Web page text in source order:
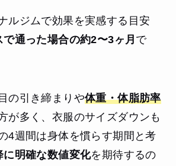
ルジムで効果を実感する目安
通った場合の約2〜3ヶ月 で
の引き締まりや体重・体脂肪率
が多く、衣服のサイズダウンも
4週間は身体を慣らす期間と考
に明確な数値変化を期待するの